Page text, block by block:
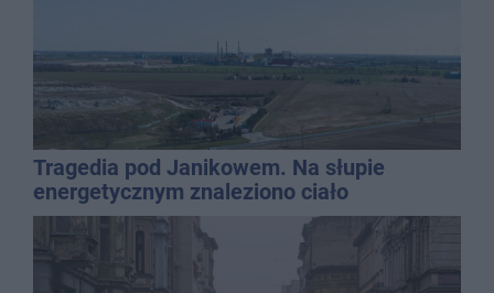
Tragedia pod Janikowem. Na słupie
energetycznym znaleziono ciało
mężczyzny